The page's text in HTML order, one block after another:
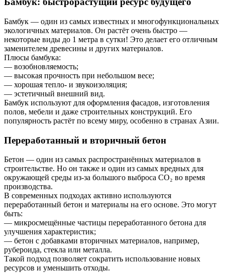
Бамбук — один из самых известных и многофункциональных
экологичных материалов. Он растёт очень быстро —
некоторые виды до 1 метра в сутки! Это делает его отличным
заменителем древесины и других материалов.
Плюсы бамбука:
— возобновляемость;
— высокая прочность при небольшом весе;
— хорошая тепло- и звукоизоляция;
— эстетичный внешний вид.
Бамбук используют для оформления фасадов, изготовления
полов, мебели и даже строительных конструкций. Его
популярность растёт по всему миру, особенно в странах Азии.
Переработанный и вторичный бетон
Бетон — один из самых распространённых материалов в
строительстве. Но он также и один из самых вредных для
окружающей среды из-за большого выброса CO₂ во время
производства.
В современных подходах активно используются
переработанный бетон и материалы на его основе. Это могут
быть:
— микросмещённые частицы переработанного бетона для
улучшения характеристик;
— бетон с добавками вторичных материалов, например,
рубероида, стекла или металла.
Такой подход позволяет сократить использование новых
ресурсов и уменьшить отходы.